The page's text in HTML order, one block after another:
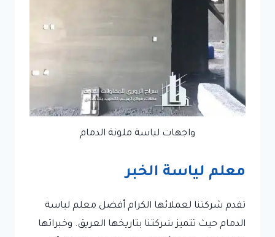
واجهات لياسة ملونة الدمام
معلم لياسة الخبر
تقدم شركتنا لعملائها الكرام أفضل معلم لياسة
الدمام حيث تتميز شركتنا بتاريخها العريق. وخبراتها